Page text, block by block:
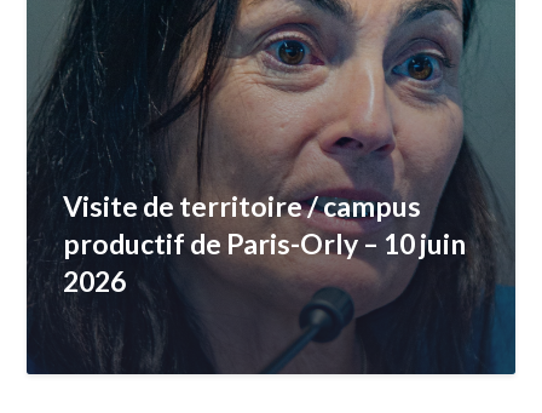
Visite de territoire / campus
productif de Paris-Orly – 10 juin
2026